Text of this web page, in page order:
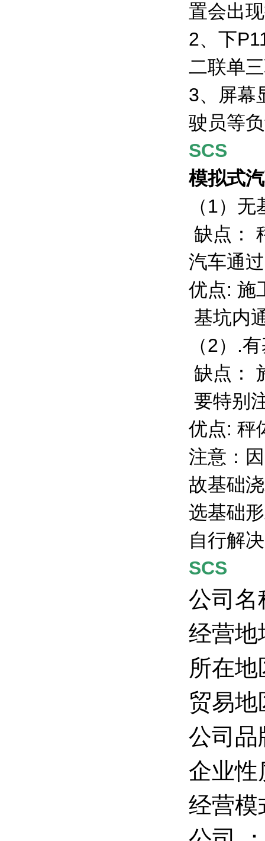
置会出
2、下
二联单
3、屏幕
驶员等
SCS
模拟式
（1）
缺点
汽车通
优
基坑内
（2）.
缺点：
要特别
优点: 秤
注意：
故基础
选基础
自行解
SCS
公司名
经营地
所在
贸易
公司品
企业性
经营模